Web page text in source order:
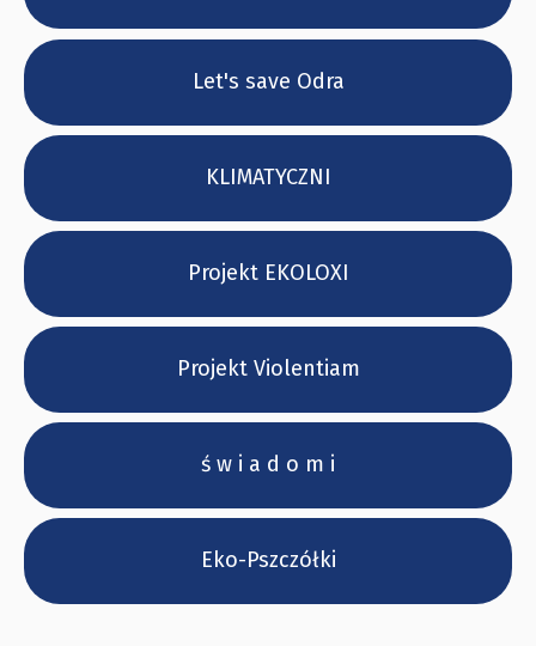
Let's save Odra
KLIMATYCZNI
Projekt EKOLOXI
Projekt Violentiam
ś w i a d o m i
Eko-Pszczółki